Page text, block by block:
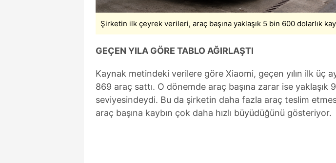
Şirketin ilk çeyrek verileri, araç başına yaklaşık 5 bin 600 dolarlık
GEÇEN YILA GÖRE TABLO AĞIRLAŞTI
Kaynak metindeki verilere göre Xiaomi, geçen yılın ilk üç
869 araç sattı. O dönemde araç başına zarar ise yaklaşık
seviyesindeydi. Bu da şirketin daha fazla araç teslim
araç başına kaybın çok daha hızlı büyüdüğünü gösteriyor.